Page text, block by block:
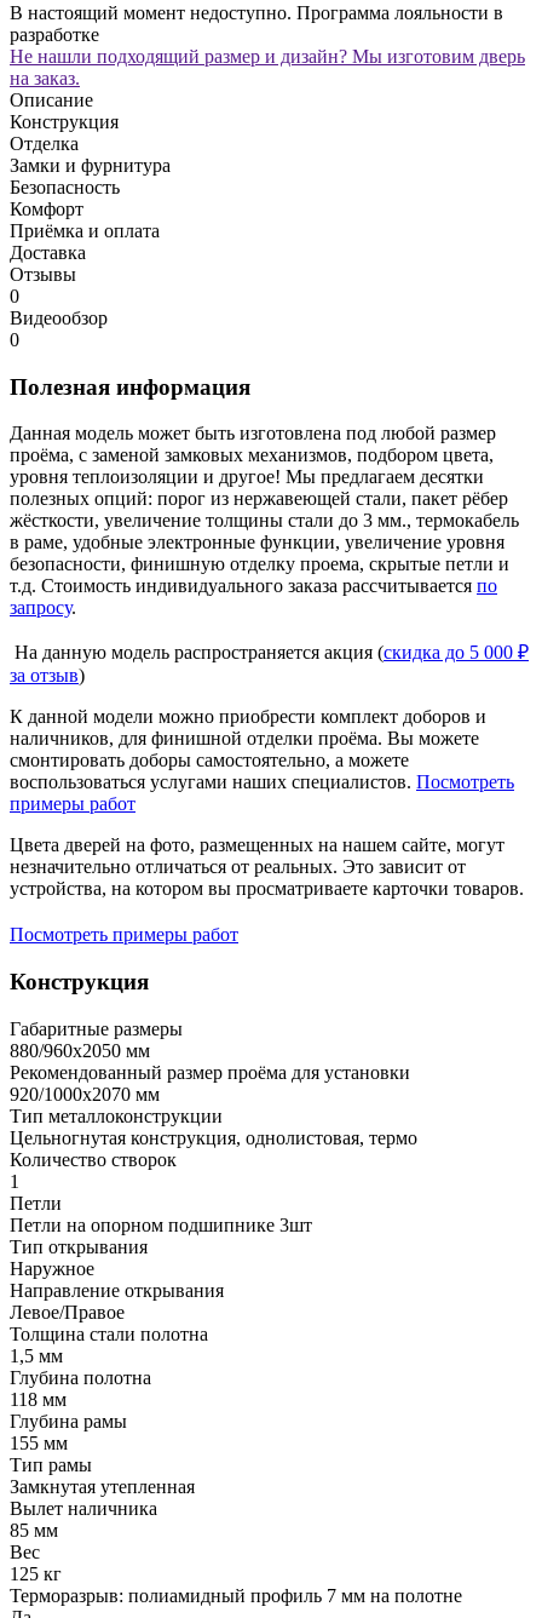
В настоящий момент недоступно. Программа лояльности в
разработке
Не нашли подходящий размер и дизайн? Мы изготовим дверь
на заказ.
Описание
Конструкция
Отделка
Замки и фурнитура
Безопасность
Комфорт
Приёмка и оплата
Доставка
Отзывы
0
Видеообзор
0
Полезная информация
Данная модель может быть изготовлена под любой размер
проёма, с заменой замковых механизмов, подбором цвета,
уровня теплоизоляции и другое! Мы предлагаем десятки
полезных опций: порог из нержавеющей стали, пакет рёбер
жёсткости, увеличение толщины стали до 3 мм., термокабель
в раме, удобные электронные функции, увеличение уровня
безопасности, финишную отделку проема, скрытые петли и
т.д. Стоимость индивидуального заказа рассчитывается по
запросу.
На данную модель распространяется акция (скидка до 5 000 ₽
за отзыв)
К данной модели можно приобрести комплект доборов и
наличников, для финишной отделки проёма. Вы можете
смонтировать доборы самостоятельно, а можете
воспользоваться услугами наших специалистов. Посмотреть
примеры работ
Цвета дверей на фото, размещенных на нашем сайте, могут
незначительно отличаться от реальных. Это зависит от
устройства, на котором вы просматриваете карточки товаров.
Посмотреть примеры работ
Конструкция
Габаритные размеры
880/960х2050 мм
Рекомендованный размер проёма для установки
920/1000х2070 мм
Тип металлоконструкции
Цельногнутая конструкция, однолистовая, термо
Количество створок
1
Петли
Петли на опорном подшипнике 3шт
Тип открывания
Наружное
Направление открывания
Левое/Правое
Толщина стали полотна
1,5 мм
Глубина полотна
118 мм
Глубина рамы
155 мм
Тип рамы
Замкнутая утепленная
Вылет наличника
85 мм
Вес
125 кг
Терморазрыв: полиамидный профиль 7 мм на полотне